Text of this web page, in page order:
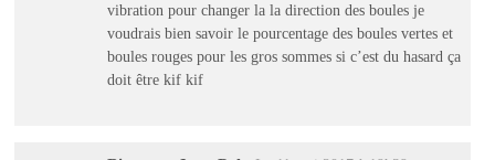
vibration pour changer la la direction des boules je
voudrais bien savoir le pourcentage des boules vertes et
boules rouges pour les gros sommes si c’est du hasard ça
doit être kif kif